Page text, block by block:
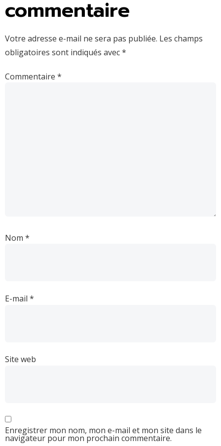
commentaire
Votre adresse e-mail ne sera pas publiée. Les champs
obligatoires sont indiqués avec*
Commentaire *
Nom *
E-mail *
Site web
Enregistrer mon nom, mon e-mail et mon site dans le
navigateur pour mon prochain commentaire.